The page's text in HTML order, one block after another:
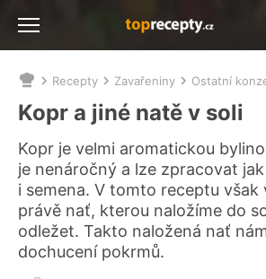
Nacházíte
se
zde:
Recepty Zavařeniny Ostatní
Kopr a jiné natě v soli
Kopr je velmi aromatickou
je nenáročný a lze zpracovat
i semena. V tomto receptu však
právě nať, kterou naložíme do
odležet. Takto naložená nať
dochucení pokrmů.